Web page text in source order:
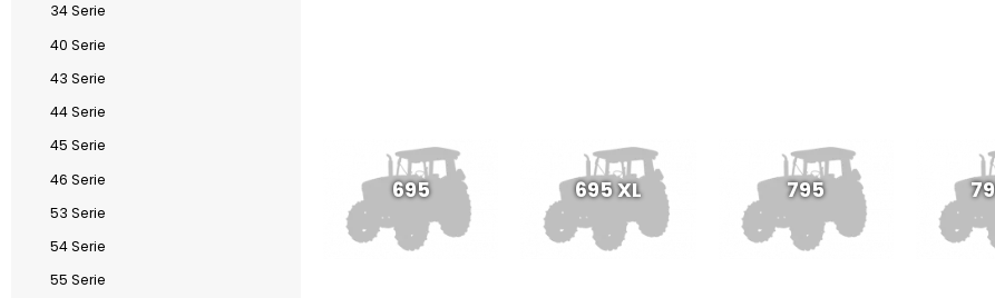
34 Serie
40 Serie
43 Serie
44 Serie
45 Serie
46 Serie
53 Serie
54 Serie
55 Serie
695 695 XL 795